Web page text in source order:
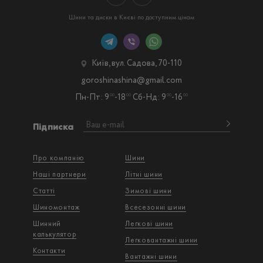
Шини та диски в Києві по доступним цінам
Про компанію
Наші партнери
Статті
Шиномонтаж
Шинний
калькулятор
Контакти
Шини
Літні шини
Зимові шини
Всесезонні шини
Легкові шини
Легковантажнi шини
Вантажнi шини
Підписка
Київ, вул. Садова, 70-110
Пн-Пт: 9 00-18 00 Сб-Нд: 9 00-16 00
goroshinashina@gmail.com